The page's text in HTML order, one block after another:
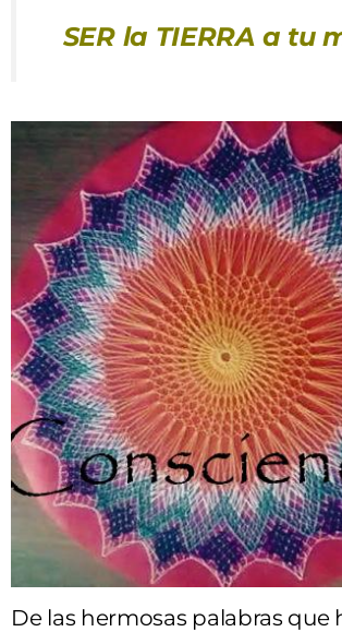
SER la TIERRA a tu
De las hermosas palabras que